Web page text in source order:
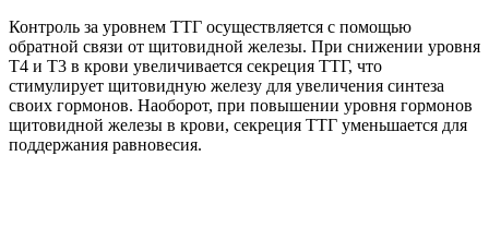
Контроль за уровнем ТТГ осуществляется с помощью
обратной связи от щитовидной железы. При снижении уровня
Т4 и Т3 в крови увеличивается секреция ТТГ, что
стимулирует щитовидную железу для увеличения синтеза
своих гормонов. Наоборот, при повышении уровня гормонов
щитовидной железы в крови, секреция ТТГ уменьшается для
поддержания равновесия.